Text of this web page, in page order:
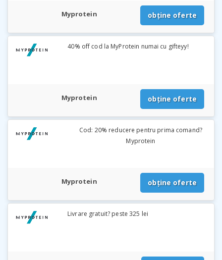
Myprotein obține oferte
40% off cod la MyProtein numai cu gifteyy!
Myprotein obține oferte
Cod: 20% reducere pentru prima comand?
Myprotein
Myprotein obține oferte
Livrare gratuit? peste 325 lei